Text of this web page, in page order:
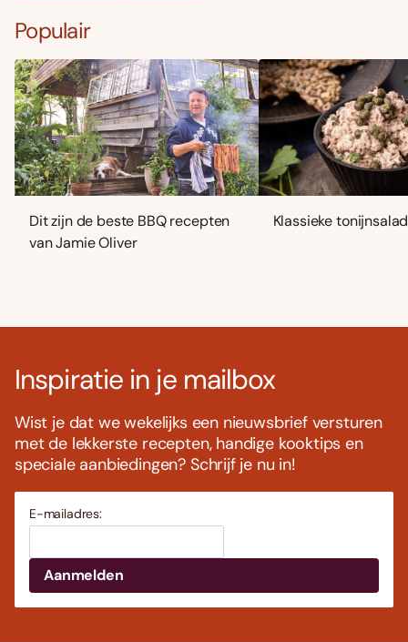
Populair
Dit zijn de beste BBQ recepten
van Jamie Oliver
Klassieke
Inspiratie in je mailbox
Wist je dat we wekelijks een nieuwsbrief versturen
met de lekkerste recepten, handige kooktips en
speciale aanbiedingen? Schrijf je nu in!
E-mailadres: